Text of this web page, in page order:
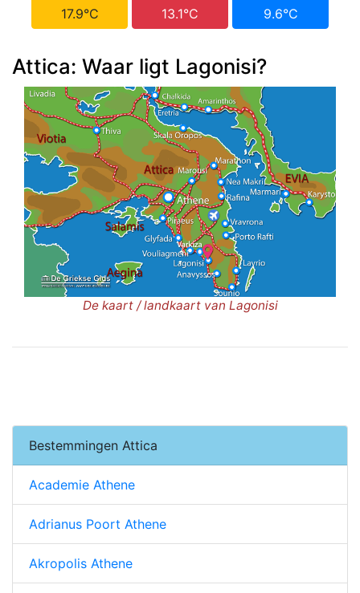
17.9°C
13.1°C
9.6°C
Attica: Waar ligt Lagonisi?
De kaart / landkaart van Lagonisi
Bestemmingen Attica
Academie Athene
Adrianus Poort Athene
Akropolis Athene